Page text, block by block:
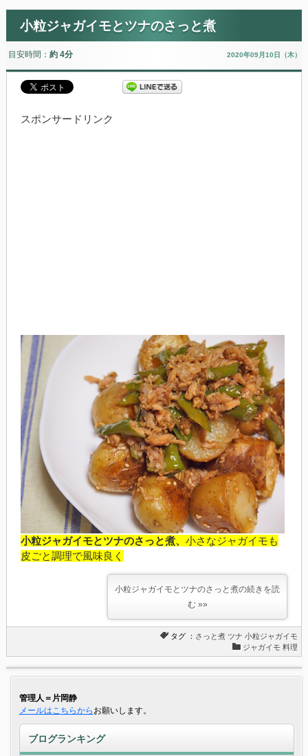
小粒ジャガイモとツナのさっと煮
目安時間： 約 4分 2020年09月10日（木）
スポンサードリンク
小粒ジャガイモとツナのさっと煮、 小さなジャガイモも
皮ごと調理で風味良く
小粒ジャガイモとツナのさっと煮の続きを読
む »»
タグ ： さっと煮 ツナ 小粒ジャガイモ
ジャガイモ 料理
管理人＝片岡静
メールはこちらから お願いします。
ブログランキング